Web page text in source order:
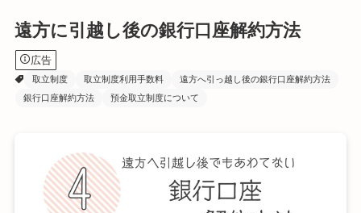
遠方に引越し後の銀行口座解約方法
広告
取立制度 取立制度利用手数料
遠方へ引っ越し後の銀行口座解約方法
銀行口座解約方法
預金取立制度について